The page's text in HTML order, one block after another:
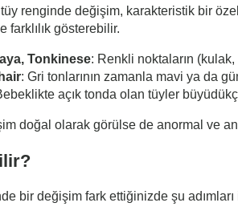
tüy renginde değişim, karakteristik bir
farklılık gösterebilir.
Tonkinese: Renkli noktaların
: Gri tonlarının zamanla mavi ya da
açık tonda olan tüyler
doğal olarak görülse de anormal ve
bir değişim fark ettiğinizde şu adımları